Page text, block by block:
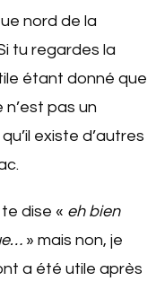
nord de la
tu regardes la
étant donné que
pas un
existe d’autres
dise « eh bien
» mais non, je
a été utile après